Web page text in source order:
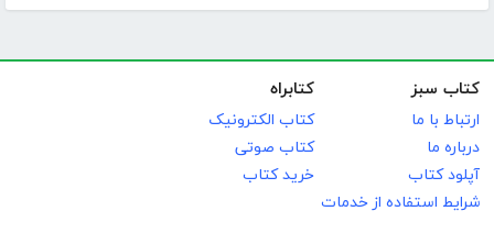
کتاب سبز
ارتباط با ما
درباره ما
آپلود کتاب
شرایط استفاده از خدمات
کتابراه
کتاب الکترونیک
کتاب صوتی
خرید کتاب